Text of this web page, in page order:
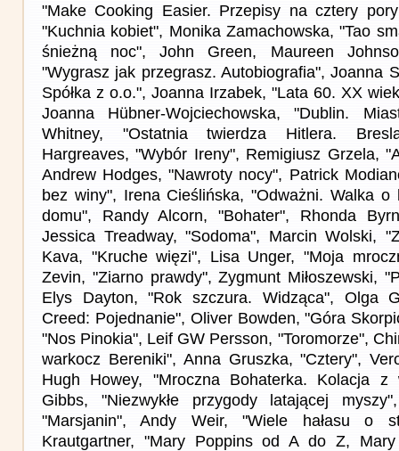
"Make Cooking Easier. Przepisy na cztery
"Kuchnia kobiet", Monika Zamachowska, "Tao
śnieżną noc", John Green, Maureen
"Wygrasz jak przegrasz. Autobiografia", Joanna
Spółka z o.o.", Joanna Irzabek, "Lata 60. XX
Joanna Hübner-Wojciechowska, "Dublin.
Whitney, "Ostatnia twierdza Hitlera.
Hargreaves, "Wybór Ireny", Remigiusz Grzela,
Andrew Hodges, "Nawroty nocy", Patrick
bez winy", Irena Cieślińska, "Odważni. Walka
domu", Randy Alcorn, "Bohater", Rhonda
Jessica Treadway, "Sodoma", Marcin Wolski,
Kava, "Kruche więzi", Lisa Unger, "Moja
Zevin, "Ziarno prawdy", Zygmunt Miłoszewski,
Elys Dayton, "Rok szczura. Widząca", Olga
Creed: Pojednanie", Oliver Bowden, "Góra
"Nos Pinokia", Leif GW Persson, "Toromorze",
warkocz Bereniki", Anna Gruszka, "Cztery",
Hugh Howey, "Mroczna Bohaterka. Kolacja
Gibbs, "Niezwykłe przygody latającej
"Marsjanin", Andy Weir, "Wiele hałasu o
Krautgartner, "Mary Poppins od A do Z,